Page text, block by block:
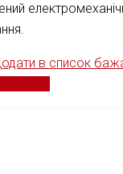
в список